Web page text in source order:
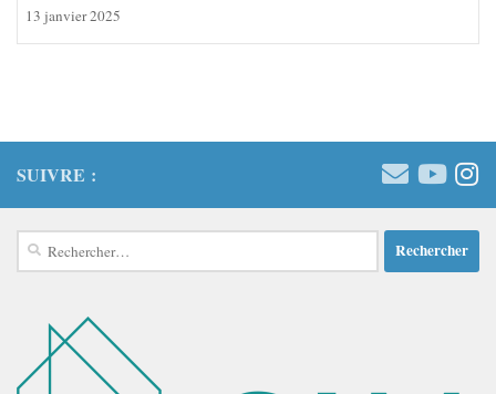
13 janvier 2025
SUIVRE :
Rechercher :